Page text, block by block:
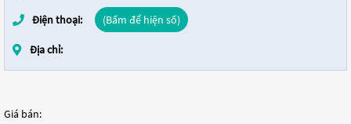
Điện thoại: (Bấm để hiện số)
Địa chỉ:
Giá bán: